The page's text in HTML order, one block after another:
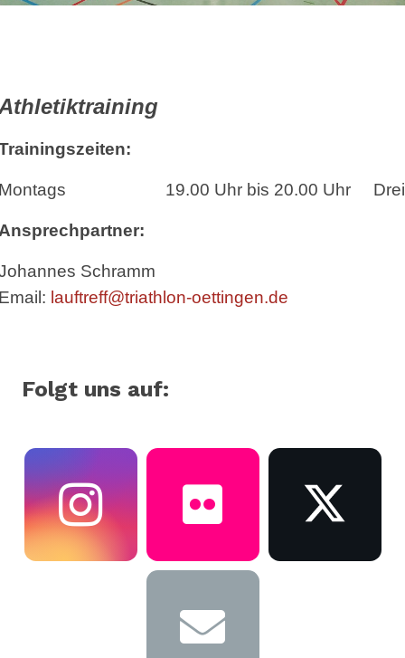
19.00 Uhr bis 20.00 Uhr
Schramm
lauftreff@triathlon-oettingen.de
Folgt uns auf: